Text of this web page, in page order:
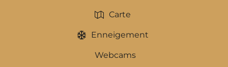
Carte
Enneigement
Webcams